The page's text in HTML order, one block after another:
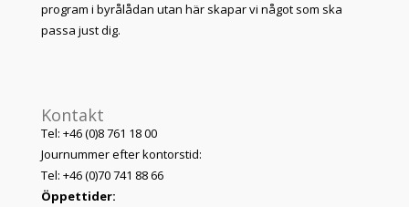
program i byrålådan utan här skapar vi något som ska
passa just dig.
Kontakt
Tel: +46 (0)8 761 18 00
Journummer efter kontorstid:
Tel: +46 (0)70 741 88 66
Öppettider: